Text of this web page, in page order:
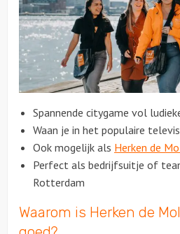
Locaties
Feesten
Over ons
Contact
Spannende citygame vol
Waan je in het populaire
Ook mogelijk als Herken de
Perfect als bedrijfsuitje of
Rotterdam
Waarom is Herken de